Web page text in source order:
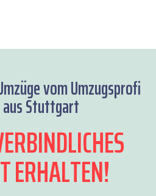
vom Umzugsprofi
Stuttgart
ERHALTEN!